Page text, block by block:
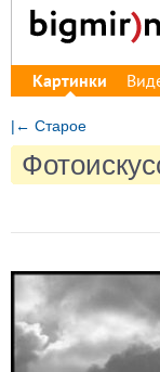
Картинки
|← Старое